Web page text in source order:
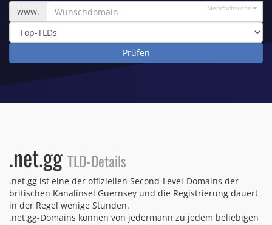
Wunschdomain
www. Mehrfachsuche
.net.gg TLD-Details
.net.gg ist eine der offiziellen Second-Level-Domains der
britischen Kanalinsel Guernsey und die Registrierung dauert
in der Regel wenige Stunden.
.net.gg-Domains können von jedermann zu jedem beliebigen